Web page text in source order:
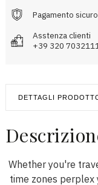
Pagamento sicuro
Asstenza clienti
+39 320
DETTAGLI
Whether you're
time zones perplex